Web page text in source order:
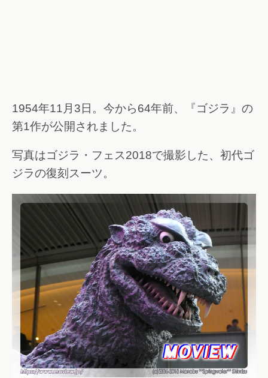
1954年11月3日。今から64年前、『ゴジラ』の
第1作が公開されました。
写真はゴジラ・フェス2018で撮影した、初代ゴ
ジラの復刻スーツ。